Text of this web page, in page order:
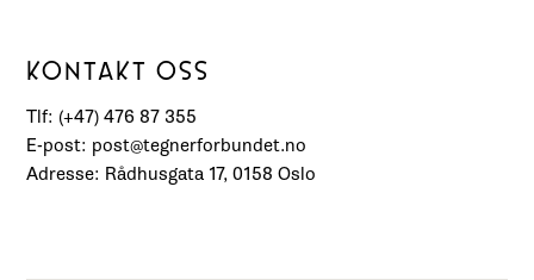
KONTAKT OSS
Tlf: (+47) 476 87 355
E-post: post@tegnerforbundet.no
Adresse: Rådhusgata 17, 0158 Oslo